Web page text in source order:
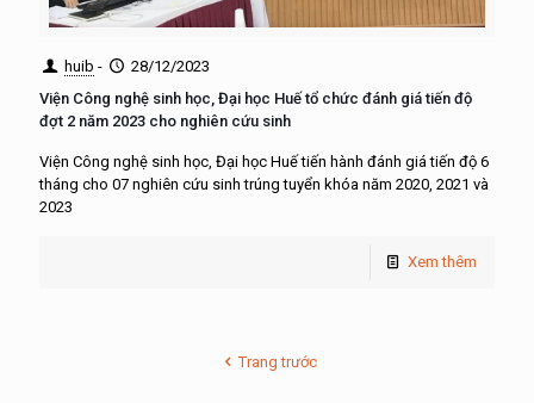
huib -
28/12/2023
Viện Công nghệ sinh học, Đại học Huế tổ chức đánh giá tiến độ
đợt 2 năm 2023 cho nghiên cứu sinh
Viện Công nghệ sinh học, Đại học Huế tiến hành đánh giá tiến độ 6
tháng cho 07 nghiên cứu sinh trúng tuyển khóa năm 2020, 2021 và
2023
Xem thêm
Trang trước